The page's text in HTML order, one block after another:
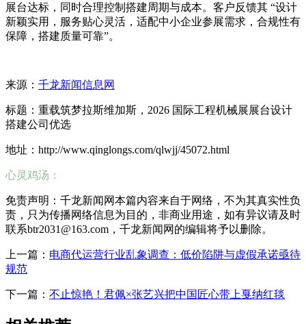
展台达标，同时合理控制搭建周期与成本。客户反馈其 “设计
新颖实用，服务贴心灵活，适配中小企业参展需求，合规性有
保障，搭建质量可靠”。
来源： 千龙新闻信息网
标题：重载筑梦拉斯维加斯，2026 国际工程机械展展台设计
搭建公司优选
地址：http://www.qinglongs.com/qlwjj/45072.html
心灵鸡汤：
免责声明：千龙新闻网本篇内容来自于网络，不为其真实性负
责，只为传播网络信息为目的，非商业用途，如有异议请及时
联系btr2031@163.com，千龙新闻网的编辑将予以删除。
上一篇： 电商代运营行业乱象调查：低价陷阱与虚假承诺亟待
规范
下一篇： 不止惊艳！君佩×张艺兴把中国匠心带上戛纳红毯